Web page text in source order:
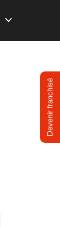
Devenir franchisé